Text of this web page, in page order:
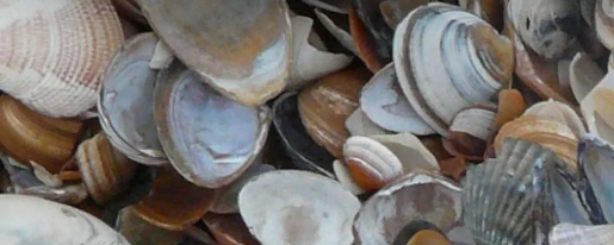
Pur isolatie
Isolatie verwijderen
EPS parels verwijderen
Schelpen verwijderen